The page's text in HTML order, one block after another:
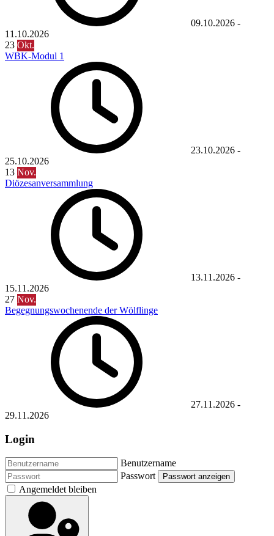
09.10.2026 -
11.10.2026
23 Okt.
WBK-Modul 1
23.10.2026 -
25.10.2026
13 Nov.
Diözesanversammlung
13.11.2026 -
15.11.2026
27 Nov.
Begegnungswochenende der Wölflinge
27.11.2026 -
29.11.2026
Login
Benutzername
Passwort
Passwort anzeigen
Angemeldet bleiben